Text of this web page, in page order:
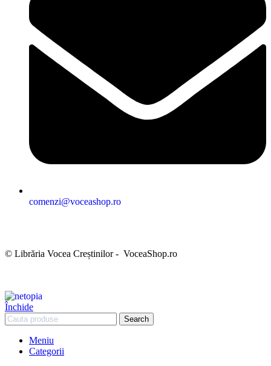
comenzi@voceashop.ro
© Librăria Vocea Creștinilor - VoceaShop.ro
Închide
Search
Meniu
Categorii